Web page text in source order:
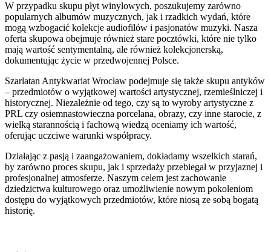
W przypadku skupu płyt winylowych, poszukujemy zarówno
popularnych albumów muzycznych, jak i rzadkich wydań, które
mogą wzbogacić kolekcje audiofilów i pasjonatów muzyki. Nasza
oferta skupowa obejmuje również stare pocztówki, które nie tylko
mają wartość sentymentalną, ale również kolekcjonerską,
dokumentując życie w przedwojennej Polsce.
Szarlatan Antykwariat Wrocław podejmuje się także skupu antyków
– przedmiotów o wyjątkowej wartości artystycznej, rzemieślniczej i
historycznej. Niezależnie od tego, czy są to wyroby artystyczne z
PRL czy osiemnastowieczna porcelana, obrazy, czy inne starocie, z
wielką starannością i fachową wiedzą oceniamy ich wartość,
oferując uczciwe warunki współpracy.
Działając z pasją i zaangażowaniem, dokładamy wszelkich starań,
by zarówno proces skupu, jak i sprzedaży przebiegał w przyjaznej i
profesjonalnej atmosferze. Naszym celem jest zachowanie
dziedzictwa kulturowego oraz umożliwienie nowym pokoleniom
dostępu do wyjątkowych przedmiotów, które niosą ze sobą bogatą
historię.